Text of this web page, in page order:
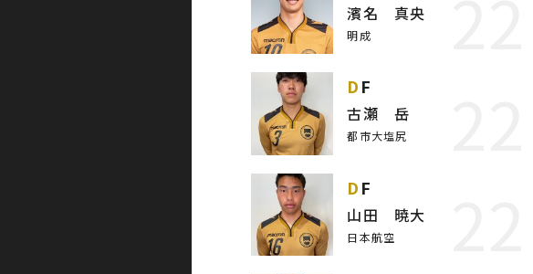
濱名 真央
明成
DF
古瀬 岳
都市大塩尻
DF
山田 暁大
日本航空